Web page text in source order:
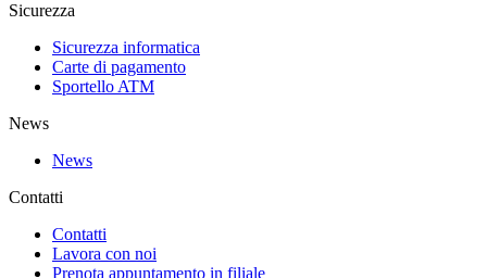
Sicurezza
Sicurezza informatica
Carte di pagamento
Sportello ATM
News
News
Contatti
Contatti
Lavora con noi
Prenota appuntamento in filiale